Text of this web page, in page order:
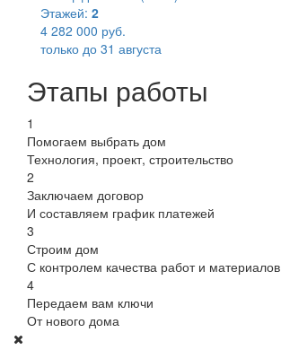
Этажей: 2
4 282 000 руб.
только до 31 августа
Этапы работы
1
Помогаем выбрать дом
Технология, проект, строительство
2
Заключаем договор
И составляем график платежей
3
Строим дом
С контролем качества работ и материалов
4
Передаем вам ключи
От нового дома